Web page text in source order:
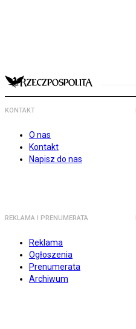
KONTAKT
O nas
Kontakt
Napisz do nas
REKLAMA I PRENUMERATA
Reklama
Ogłoszenia
Prenumerata
Archiwum